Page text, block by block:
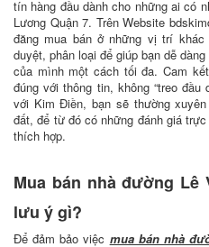
tín hàng đầu dành cho những ai có
Lương Quận 7. Trên Website
đăng mua bán ở những vị trí
duyệt, phân loại để giúp bạn dễ
của mình một cách tối đa. Cam
đúng với thông tin, không “treo
với Kim Điền, bạn sẽ thường
đất, để từ đó có những đánh giá
thích hợp.
Mua bán nhà đường Lê
lưu ý gì?
Để đảm bảo việc mua bán nhà